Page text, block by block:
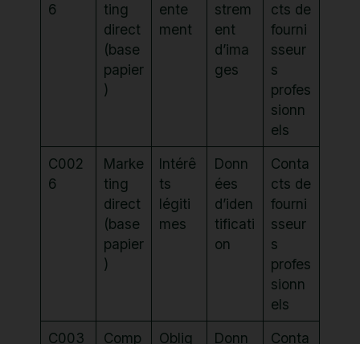
6
ting
direct
(base
papier
)
ente
ment
strem
ent
d’ima
ges
cts de
fourni
sseur
s
profes
sionn
els
C002
6
Marke
ting
direct
(base
papier
)
Intérê
ts
légiti
mes
Donn
ées
d’iden
tificati
on
Conta
cts de
fourni
sseur
s
profes
sionn
els
C003
Comp
Oblig
Donn
Conta